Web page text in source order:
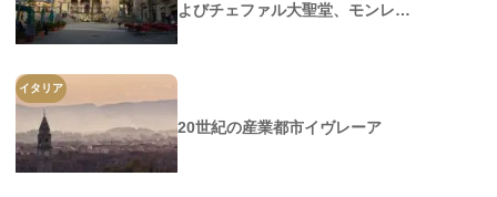
よびチェファル大聖堂、モンレ…
イタリア
20世紀の産業都市イヴレーア